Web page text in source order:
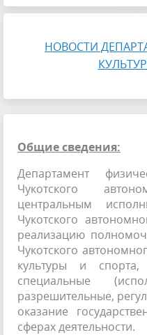
НОВОСТИ
Общие сведения:
Департамент
Чукотского
центральным
Чукотского
реализацию
Чукотского
культуры и
специальные
разрешительные,
оказание
сферах деятельности.